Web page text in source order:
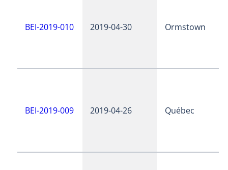
BEI-2019-010 2019-04-30 Ormstown
BEI-2019-009 2019-04-26 Québec